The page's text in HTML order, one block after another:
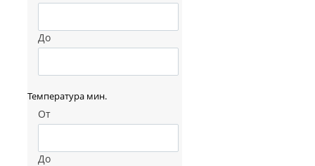
До
Температура мин.
От
До